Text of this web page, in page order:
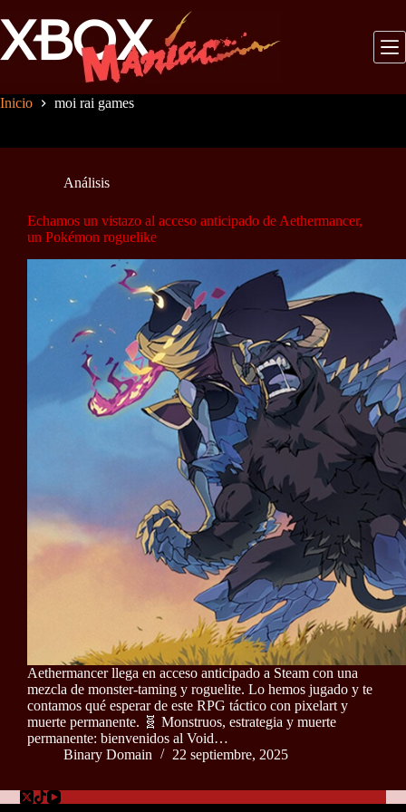
al
contenido
Inicio moi rai games
Análisis
Echamos un vistazo al acceso anticipado de Aethermancer,
un Pokémon roguelike
Aethermancer llega en acceso anticipado a Steam con una
mezcla de monster-taming y roguelite. Lo hemos jugado y te
contamos qué esperar de este RPG táctico con pixelart y
muerte permanente. 🧬 Monstruos, estrategia y muerte
permanente: bienvenidos al Void…
Binary Domain
22 septiembre, 2025